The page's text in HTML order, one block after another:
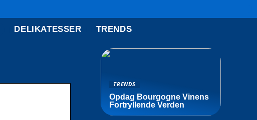
DELIKATESSER TRENDS
TRENDS
Opdag Bourgogne Vinens
Fortryllende Verden